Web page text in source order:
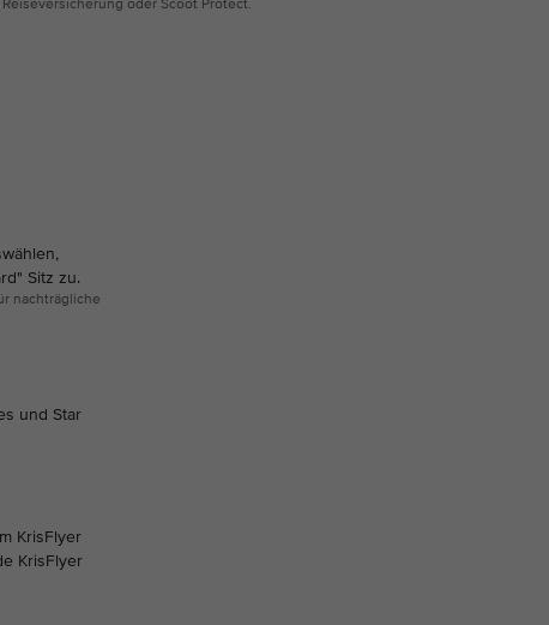
oder Scoot Protect.
Sitz zu.
nachträgliche
und Star
KrisFlyer
KrisFlyer